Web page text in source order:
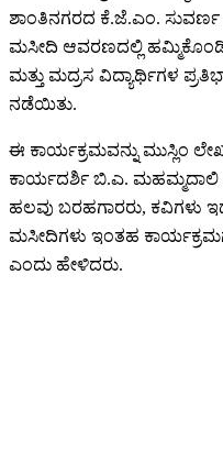
ಶಾಂತಿನಗರದ ಕೆ.ಜೆ.ಎಂ.
ಮಸೀದಿ ಆವರಣದಲ್ಲಿ
ಮತ್ತು ಮದ್ರಸ ವಿದ್ಯಾರ್ಥಿಗಳ
ನಡೆಯಿತು.
ಈ ಕಾರ್ಯಕ್ರಮವನ್ನು ಮುಸ್ಲಿಂ
ಕಾರ್ಯದರ್ಶಿ ಬಿ.ಎ. ಮಹಮ್ಮದಾಲಿ
ಹಲವು ಬರಹಗಾರರು, ಕವಿಗಳು
ಮಸೀದಿಗಳು ಇಂತಹ
ಎಂದು ಹೇಳಿದರು.